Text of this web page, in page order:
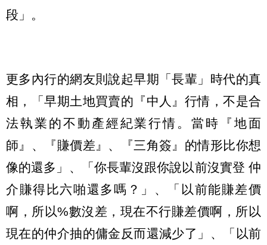
段」。
更多內行的網友則說起早期「長輩」時代的真
相，「早期土地買賣的『中人』行情，不是合
法執業的不動產經紀業行情。當時『地面
師』、『賺價差』、『三角簽』的情形比你想
像的還多」、「你長輩沒跟你說以前沒實登 仲
介賺得比六啪還多嗎？」、「以前能賺差價
啊，所以%數沒差，現在不行賺差價啊，所以
現在的仲介抽的傭金反而還減少了」、「以前